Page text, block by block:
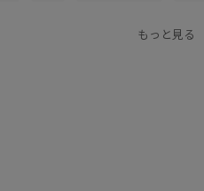
もっと見る